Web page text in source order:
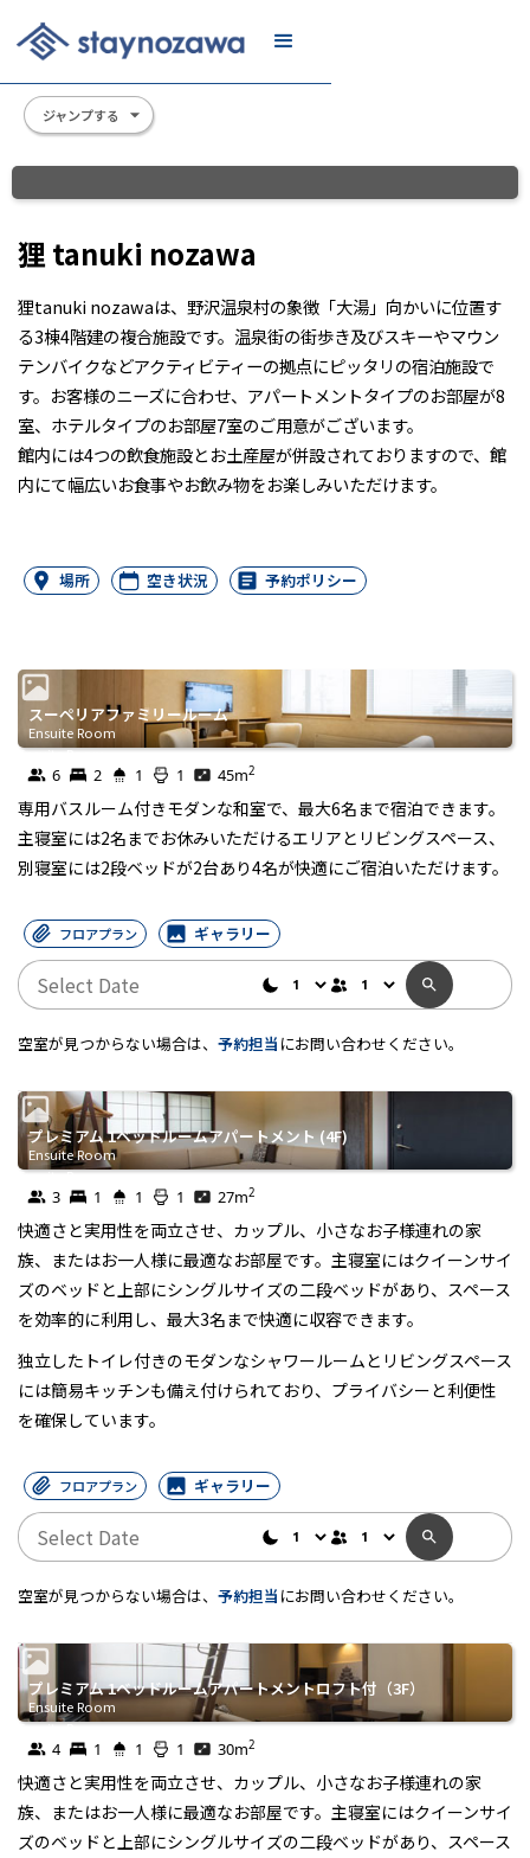
狸 tanuki nozawa
狸tanuki nozawaは、野沢温泉村の象徴「大湯」向かいに位置す
る3棟4階建の複合施設です。温泉街の街歩き及びスキーやマウン
テンバイクなどアクティビティーの拠点にピッタリの宿泊施設で
す。お客様のニーズに合わせ、アパートメントタイプのお部屋が8
室、ホテルタイプのお部屋7室のご用意がございます。
館内には4つの飲食施設とお土産屋が併設されておりますので、館
内にて幅広いお食事やお飲み物をお楽しみいただけます。
場所 空き状況 予約ポリシー
ジャンプする
スーペリアファミリールーム
Ensuite Room
Ensuite Room
6 2 1 1 45m2
専用バスルーム付きモダンな和室で、最大6名まで宿泊できます。
主寝室には2名までお休みいただけるエリアとリビングスペース、
別寝室には2段ベッドが2台あり4名が快適にご宿泊いただけます。
フロアプラン ギャラリー
空室が見つからない場合は、 予約担当 にお問い合わせください。
プレミアム 1ベッドルームアパートメント (4F)
Ensuite Room
Ensuite Room
3 1 1 1 27m2
快適さと実用性を両立させ、カップル、小さなお子様連れの家
族、またはお一人様に最適なお部屋です。主寝室にはクイーンサイ
ズのベッドと上部にシングルサイズの二段ベッドがあり、スペース
を効率的に利用し、最大3名まで快適に収容できます。
独立したトイレ付きのモダンなシャワールームとリビングスペース
には簡易キッチンも備え付けられており、プライバシーと利便性
を確保しています。
フロアプラン ギャラリー
空室が見つからない場合は、 予約担当 にお問い合わせください。
プレミアム 1ベッドルームアパートメントロフト付（3F）
Ensuite Room
Ensuite Room
4 1 1 1 30m2
快適さと実用性を両立させ、カップル、小さなお子様連れの家
族、またはお一人様に最適なお部屋です。主寝室にはクイーンサイ
ズのベッドと上部にシングルサイズの二段ベッドがあり、スペース